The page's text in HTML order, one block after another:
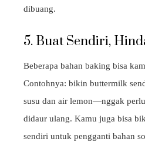
dibuang.
5. Buat Sendiri,
Beberapa bahan baking bisa
Contohnya: bikin buttermilk
susu dan air lemon—nggak
didaur ulang. Kamu juga bisa
sendiri untuk pengganti bahan